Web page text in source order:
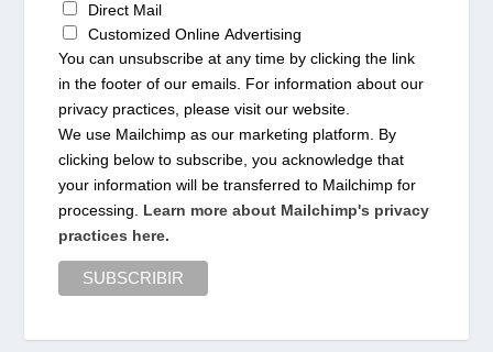
Direct Mail
Customized Online Advertising
You can unsubscribe at any time by clicking the link
in the footer of our emails. For information about our
privacy practices, please visit our website.
We use Mailchimp as our marketing platform. By
clicking below to subscribe, you acknowledge that
your information will be transferred to Mailchimp for
processing. Learn more about Mailchimp's privacy
practices here.